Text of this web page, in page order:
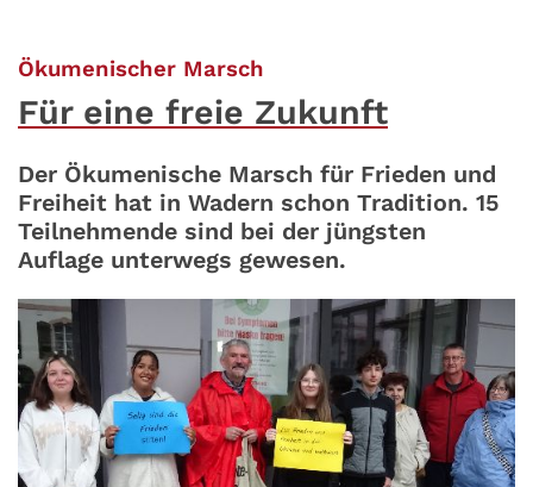
Ökumenischer Marsch
Für eine freie Zukunft
Der Ökumenische Marsch für Frieden und
Freiheit hat in Wadern schon Tradition. 15
Teilnehmende sind bei der jüngsten
Auflage unterwegs gewesen.